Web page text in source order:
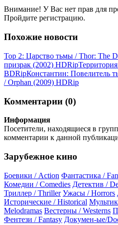
Внимание! У Вас нет прав для
Пройдите регистрацию.
Похожие новости
Тор 2: Царство тьмы / Thor: The
призрак (2002) НDRір
ВDRірКонстантин: Повелитель
/ Orphan (2009) НDRір
Комментарии (0)
Информация
Посетители, находящиеся в
комментарии к данной
Зарубежное кино
Боевики / Action Фантастика /
Комедии / Comedies Детектив /
Триллер / Thriller Ужасы / Horrors
Исторические / Historical
Melodramas Вестерны / Westerns
Фентези / Fantasy Докумен-ые/